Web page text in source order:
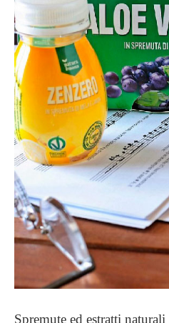
Spremute ed estratti